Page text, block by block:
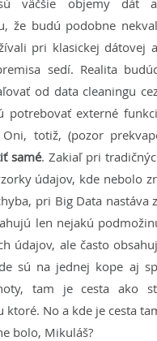
že budú podobne
pri klasickej dátovej
sedí. Realita
od data cleaningu
potrebovať externé
totiž, (pozor
samé. Zakiaľ pri
údajov, kde nebolo
pri Big Data nastáva
len nejakú
údajov, ale často
sú na jednej kope aj
tam je cesta ako
ktoré. No a kde je cesta
bolo, Mikuláš?